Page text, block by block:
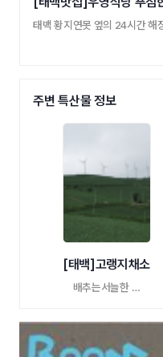
주변 특산물 정보
[태백]고랭지채소
배추는서늘한 …